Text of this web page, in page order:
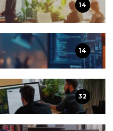
14
14
32